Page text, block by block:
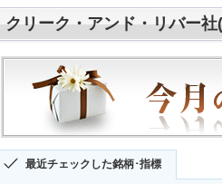
クリーク・アンド・リバー
最近チェックした銘柄･指標